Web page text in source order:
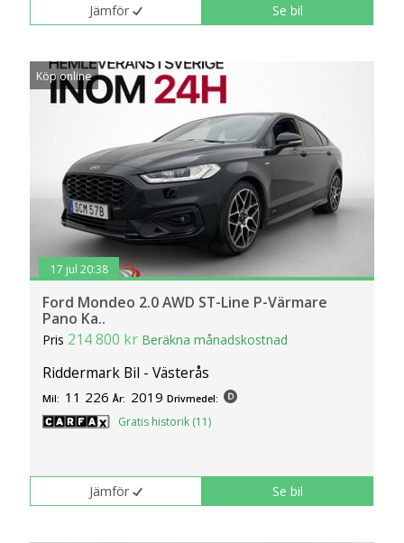
Jämför Se bil
Köp online
17 jul 20:38
Ford Mondeo 2.0 AWD ST-Line P-Värmare
Pano Ka..
Pris 214 800 kr Beräkna månadskostnad
Riddermark Bil - Västerås
Mil: 11 226 År: 2019 Drivmedel:
Gratis historik (11)
Jämför Se bil